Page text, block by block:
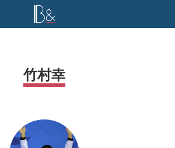
竹村幸